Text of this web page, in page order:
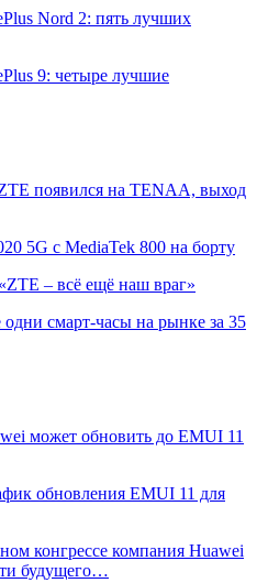
Nord 2: пять лучших
9: четыре лучшие
появился на TENAA, выход
5G с MediaTek 800 на борту
– всё ещё наш враг»
смарт-часы на рынке за 35
может обновить до EMUI 11
обновления EMUI 11 для
конгрессе компания Huawei
будущего…